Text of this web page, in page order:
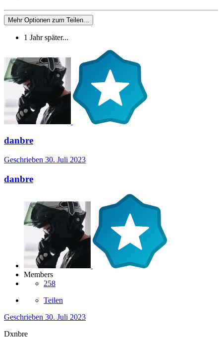
Mehr Optionen zum Teilen...
1 Jahr später...
danbre
Geschrieben 30. Juli 2023
danbre
Members
258
Teilen
Geschrieben 30. Juli 2023
Dxnbre